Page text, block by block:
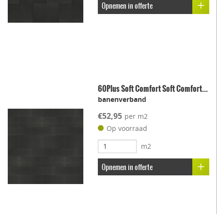
Opnemen in offerte
60Plus Soft Comfort Soft Comfort...
banenverband
€52,95 per m2
Op voorraad
m2
Opnemen in offerte